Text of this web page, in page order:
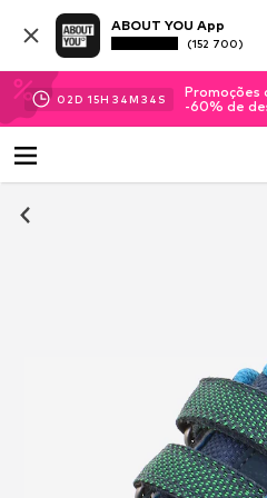
ABOUT YOU App
(152 700)
02D 15H 34M 33 S
-60% de